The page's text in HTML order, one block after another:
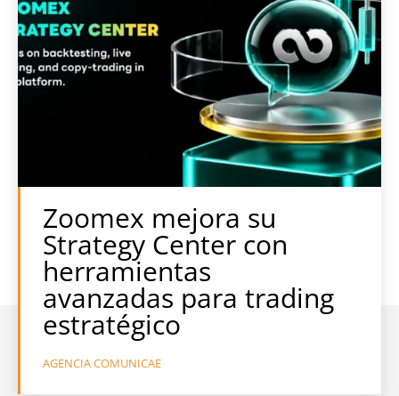
Zoomex mejora su
Strategy Center con
herramientas
avanzadas para trading
estratégico
AGENCIA COMUNICAE